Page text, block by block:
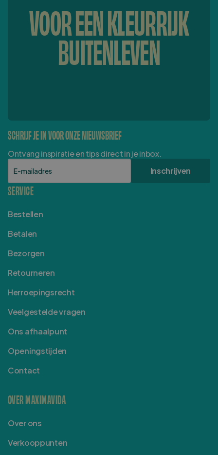
VOOR EEN KLEURRIJK
BUITENLEVEN
SCHRIJF JE IN VOOR ONZE NIEUWSBRIEF
Ontvang inspiratie en tips direct in je inbox.
E-mailadres
Inschrijven
SERVICE
Bestellen
Betalen
Bezorgen
Retourneren
Herroepingsrecht
Veelgestelde vragen
Ons afhaalpunt
Openingstijden
Contact
OVER MAXIMAVIDA
Over ons
Verkooppunten